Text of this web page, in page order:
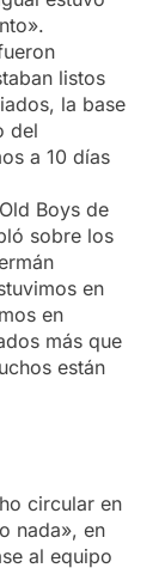
listos
la base
del
a 10 días
Boys de
sobre los
en
en
más que
están
circular en
nada», en
al equipo